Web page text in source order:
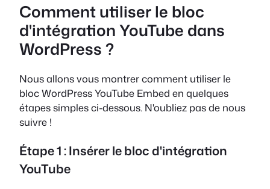
Comment utiliser le bloc
d'intégration YouTube dans
WordPress ?
Nous allons vous montrer comment utiliser le
bloc WordPress YouTube Embed en quelques
étapes simples ci-dessous. N'oubliez pas de nous
suivre !
Étape 1 : Insérer le bloc d'intégration
YouTube